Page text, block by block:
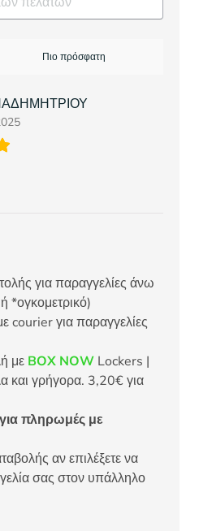
για παραγγελίες άνω
*ογκομετρικό)
courier για παραγγελίες
με BOX NOW Lockers |
και γρήγορα. 3,20€ για
πληρωμές με
αν επιλέξετε να
σας στον υπάλληλο